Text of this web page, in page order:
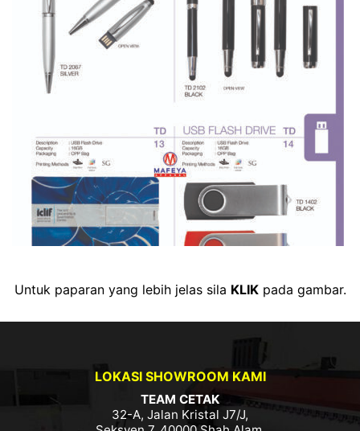
Untuk paparan yang lebih jelas sila KLIKpada gambar.
LOKASI SHOWROOM KAMI
TEAM CETAK
32-A, Jalan Kristal J7/J,